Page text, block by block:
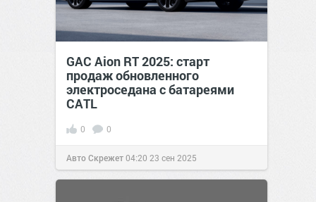
GAC Aion RT 2025: старт
продаж обновленного
электроседана с батареями
CATL
0 0
Авто Скрежет04:20 23 сен 2025